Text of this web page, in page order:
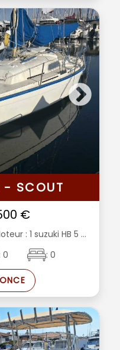
- SCOUT
€
: 1 suzuki HB 5 ...
: 0 : 0